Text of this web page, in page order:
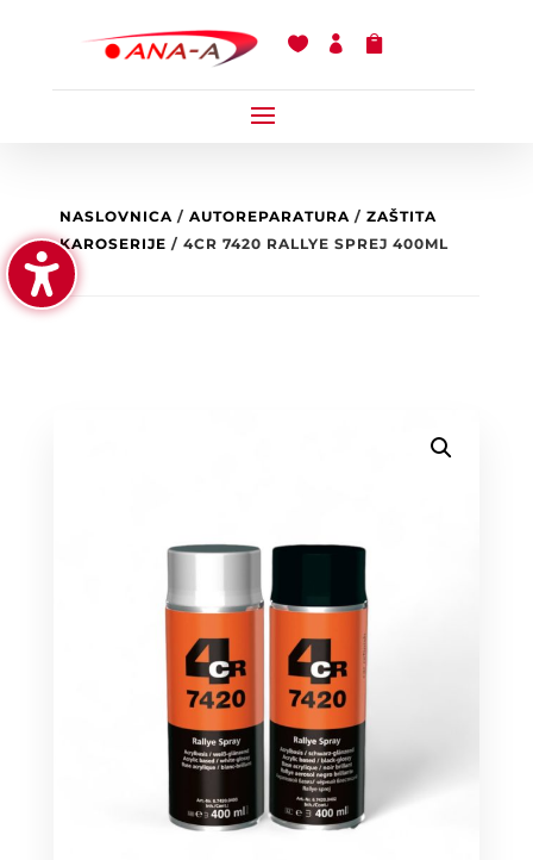
  
NASLOVNICA/ AUTOREPARATURA/ ZAŠTITA
KAROSERIJE / 4CR 7420 RALLYE SPREJ 400ML